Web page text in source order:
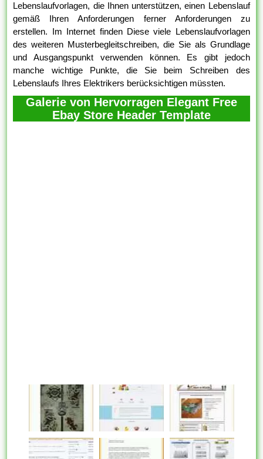
Lebenslaufvorlagen, die Ihnen unterstützen, einen Lebenslauf
gemäß Ihren Anforderungen ferner Anforderungen zu
erstellen. Im Internet finden Diese viele Lebenslaufvorlagen
des weiteren Musterbegleitschreiben, die Sie als Grundlage
und Ausgangspunkt verwenden können. Es gibt jedoch
manche wichtige Punkte, die Sie beim Schreiben des
Lebenslaufs Ihres Elektrikers berücksichtigen müssten.
Galerie von Hervorragen Elegant Free
Ebay Store Header Template